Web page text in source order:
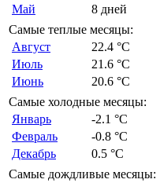
Май
8 дней
Самые теплые месяцы:
Август
22.4 °C
Июль
21.6 °C
Июнь
20.6 °C
Самые холодные месяцы:
Январь
-2.1 °C
Февраль
-0.8 °C
Декабрь
0.5 °C
Самые дождливые месяцы: